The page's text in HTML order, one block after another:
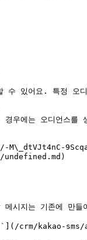
수 있어요. 특정 오
우에는 오디언스를
undefined.md)
시지는 기존에 만
기`](/crm/kakao-